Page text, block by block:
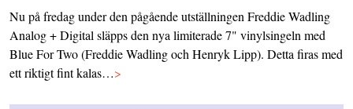
Nu på fredag under den pågående utställningen Freddie Wadling
Analog + Digital släpps den nya limiterade 7" vinylsingeln med
Blue For Two (Freddie Wadling och Henryk Lipp). Detta firas med
ett riktigt fint kalas…>